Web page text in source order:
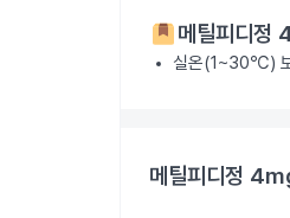
메틸피디정
실온(1~30℃)
메틸피디정